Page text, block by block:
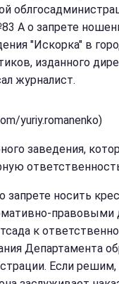
А о запрете
"Искорка" в
изданного
журналист.
yuriy.romanenko)
заведения,
запрете носить
правовыми
к
Департамента
Если решим,